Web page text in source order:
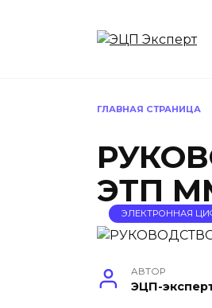
ГЛАВНАЯ СТРАНИЦА
ЭТП
ЭЛЕКТРОННАЯ
АВТОР
ЭЦП-